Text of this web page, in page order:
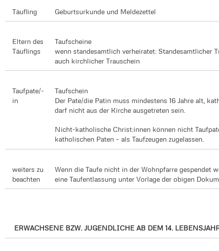
Täufling Geburtsurkunde und Meldezettel
Eltern des
Täuflings
Taufscheine
wenn standesamtlich verheiratet: Standesamtlicher
auch kirchlicher Trauschein
Taufpate/-
in
Taufschein
Der Pate/die Patin muss mindestens 16 Jahre alt,
darf nicht aus der Kirche ausgetreten sein.
Nicht-katholische Christ:innen können nicht
katholischen Paten – als Taufzeugen zugelassen.
weiters zu
beachten
Wenn die Taufe nicht in der Wohnpfarre gespendet
eine Taufentlassung unter Vorlage der obigen
ERWACHSENE BZW. JUGENDLICHE AB DEM 14.